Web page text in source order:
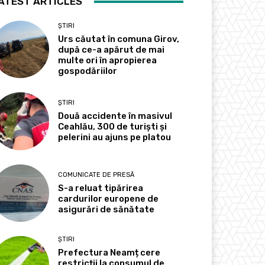
ȘTIRI
Urs căutat în comuna Girov,
după ce-a apărut de mai
multe ori în apropierea
gospodăriilor
ȘTIRI
Două accidente în masivul
Ceahlău, 300 de turiști și
pelerini au ajuns pe platou
COMUNICATE DE PRESĂ
S-a reluat tipărirea
cardurilor europene de
asigurări de sănătate
ȘTIRI
Prefectura Neamț cere